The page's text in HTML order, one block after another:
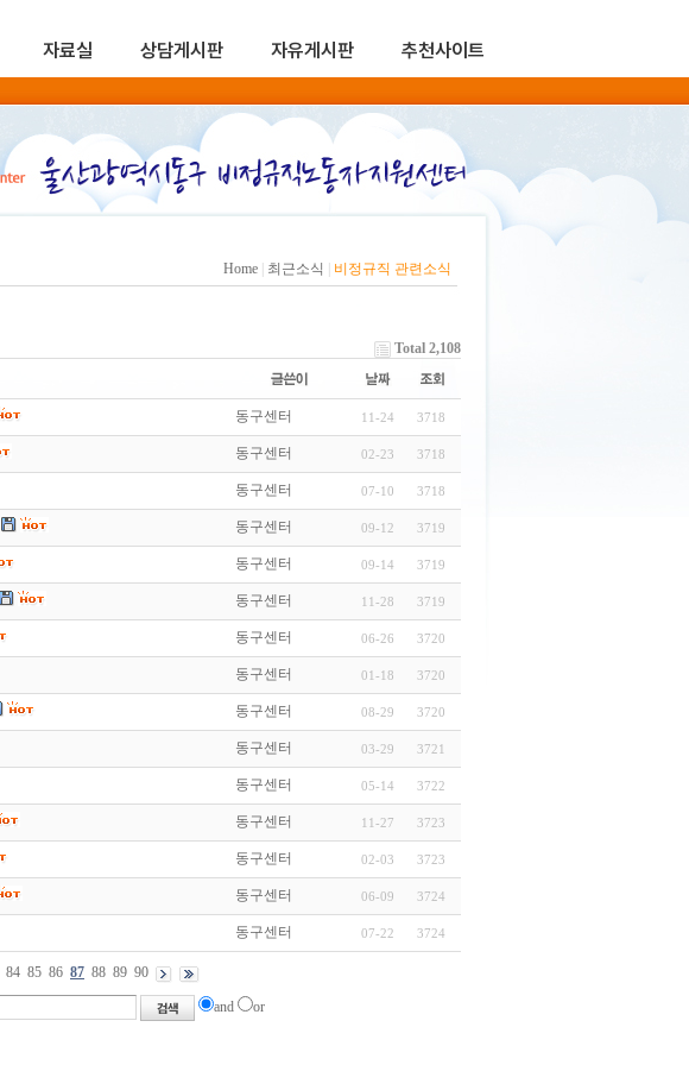
자료실 상담게시판 자유게시판 추천사이트
Home 최근소식 비정규직 관련소식
Total 2,108
동구센터 11-24 3718
동구센터 02-23 3718
동구센터 07-10 3718
동구센터 09-12 3719
동구센터 09-14 3719
동구센터 11-28 3719
동구센터 06-26 3720
동구센터 01-18 3720
동구센터 08-29 3720
동구센터 03-29 3721
동구센터 05-14 3722
동구센터 11-27 3723
동구센터 02-03 3723
동구센터 06-09 3724
동구센터 07-22 3724
84 85 86 87 88 89 90
and or